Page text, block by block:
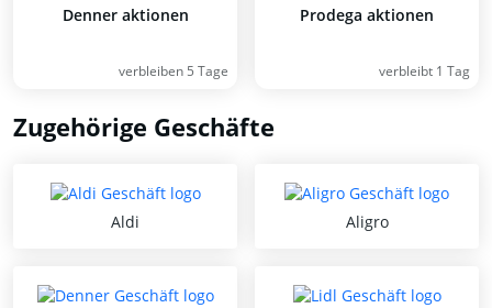
Denner aktionen
verbleiben 5 Tage
Prodega aktionen
verbleibt 1 Tag
Zugehörige Geschäfte
Aldi Aligro